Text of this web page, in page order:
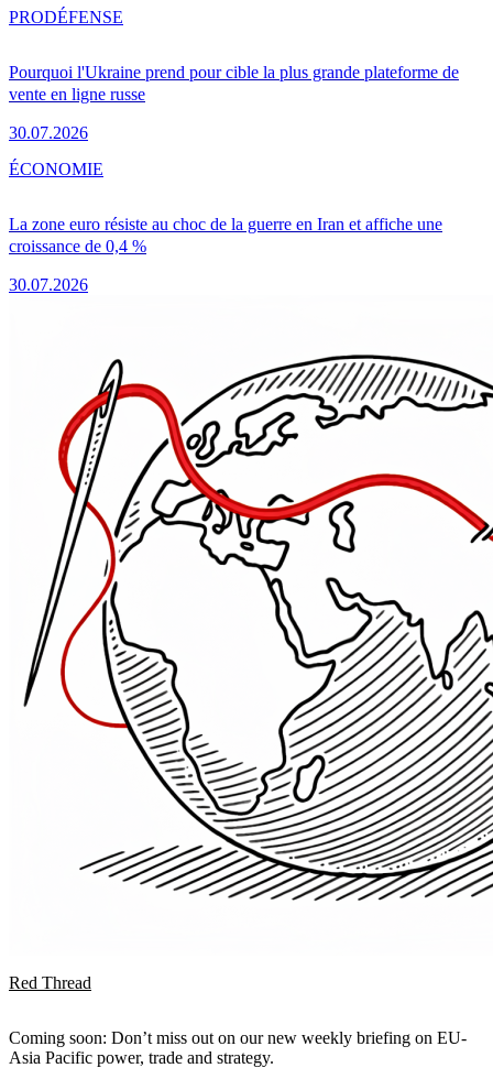
Pourquoi l'Ukraine prend pour cible la plus grande plateforme de
vente en ligne russe
30.07.2026
PRODÉFENSE
La zone euro résiste au choc de la guerre en Iran et affiche une
croissance de 0,4 %
30.07.2026
ÉCONOMIE
Red Thread
Coming soon: Don’t miss out on our new weekly briefing on EU-
Asia Pacific power, trade and strategy.